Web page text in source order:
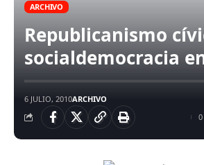
ARCHIVO
Republicanismo
socialdemocracia
6 JULIO, 2010ARCHIVO